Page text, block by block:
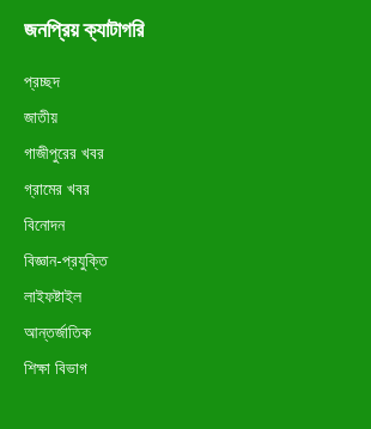
জনপ্রিয় ক্যাটাগরি
প্রচ্ছদ
জাতীয়
গাজীপুরের খবর
গ্রামের খবর
বিনোদন
বিজ্ঞান-প্রযুক্তি
লাইফষ্টাইল
আন্তর্জাতিক
শিক্ষা বিভাগ